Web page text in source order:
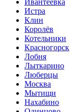
Ивантеевка
Истра
Клин
Королёв
Котельники
Красногорск
Лобня
Лыткарино
Люберцы
Мoсква
Мытищи
Нахабино